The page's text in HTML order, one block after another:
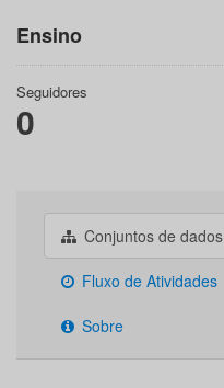
Ensino
Seguidores
0
Conjuntos de dados
Fluxo de Atividades
Sobre